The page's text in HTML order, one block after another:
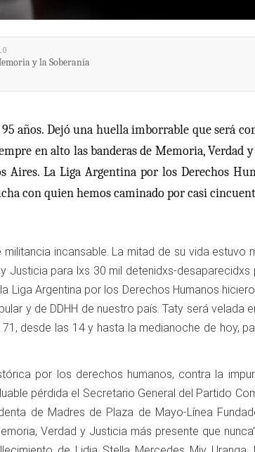
y la Soberanía
años. Dejó una huella imborrable que será
en alto las banderas de Memoria, Verdad
Aires. La Liga Argentina por los Derechos
con quien hemos caminado por casi
incansable. La mitad de su vida estuvo
para lxs 30 mil detenidxs-desaparecidxs
Liga Argentina por los Derechos Humanos
y de DDHH de nuestro país. Taty será velada
desde las 14 y hasta la medianoche de hoy,
por los derechos humanos, contra la
pérdida el Secretario General del Partido
de Madres de Plaza de Mayo-Línea
Verdad y Justicia más presente que